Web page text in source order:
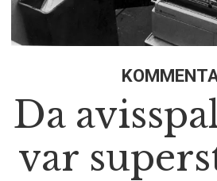
Da
var